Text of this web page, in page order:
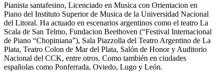
Pianista santafesino, Licenciado en Musica con Orientacion en
Piano del Instituto Superior de Musica de la Universidad Nacional
del Litoral. Ha actuado en escenarios argentinos como el teatro La
Scala de San Telmo, Fundacion Beethoven (“Festival Internacional
de Piano “Chopiniana”), Sala Piazzolla del Teatro Argentino de La
Plata, Teatro Colon de Mar del Plata, Salón de Honor y Auditorio
Nacional del CCK, entre otros. Como también en ciudades
españolas como Ponferrada, Oviedo, Lugo y León.